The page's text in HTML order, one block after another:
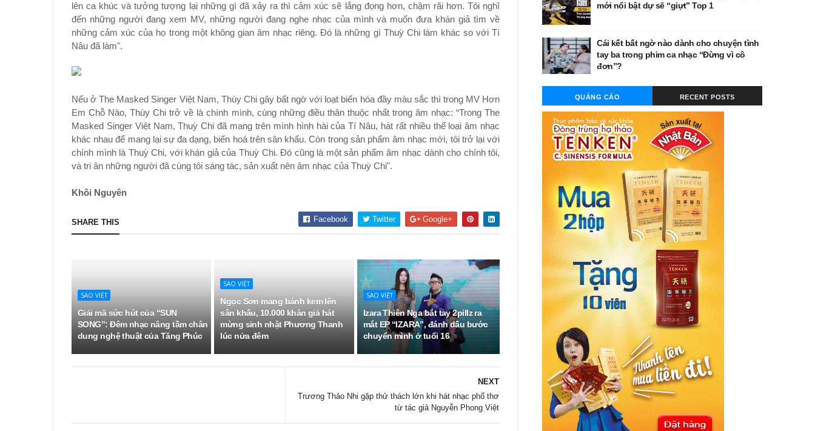
lên ca khúc và tưởng tượng lại những gì đã xảy ra thì cảm xúc sẽ lắng đọng hơn, chậm rãi hơn. Tôi nghĩ
đến những người đang xem MV, những người đang nghe nhạc của mình và muốn đưa khán giả tìm về
những cảm xúc của họ trong một không gian âm nhạc riêng. Đó là những gì Thuỳ Chi làm khác so với Tí
Nâu đã làm".
Nếu ở The Masked Singer Việt Nam, Thùy Chi gây bất ngờ với loạt biến hóa đầy màu sắc thì trong MV Hơn
Em Chỗ Nào, Thùy Chi trở về là chính mình, cùng những điều thân thuộc nhất trong âm nhạc: “Trong The
Masked Singer Việt Nam, Thuỳ Chi đã mang trên mình hình hài của Tí Nâu, hát rất nhiều thể loại âm nhạc
khác nhau để mang lại sự đa dạng, biến hoá trên sân khấu. Còn trong sản phẩm âm nhạc mới, tôi trở lại với
chính mình là Thuỳ Chi, với khán giả của Thuỳ Chi. Đó cũng là một sản phẩm âm nhạc dành cho chính tôi,
và tri ân những người đã cùng tôi sáng tác, sản xuất nên âm nhạc của Thuỳ Chi".
Khôi Nguyên
SHARE THIS Facebook Twitter Google+
SAO VIỆT
Giải mã sức hút của “SUN
SONG”: Đêm nhạc nâng tầm chân
dung nghệ thuật của Tăng Phúc
SAO VIỆT
Ngọc Sơn mang bánh kem lên
sân khấu, 10.000 khán giả hát
mừng sinh nhật Phương Thanh
lúc nửa đêm
SAO VIỆT
Izara Thiên Nga bắt tay 2pillz ra
mắt EP “IZARA”, đánh dấu bước
chuyển mình ở tuổi 16
NEXT
Trương Thảo Nhi gặp thử thách lớn khi hát nhạc phổ thơ
từ tác giả Nguyễn Phong Việt
mới nổi bật dự sẽ “giựt” Top 1
Cái kết bất ngờ nào dành cho chuyện tình
tay ba trong phim ca nhạc “Đừng vì cô
đơn”?
QUẢNG CÁO RECENT POSTS